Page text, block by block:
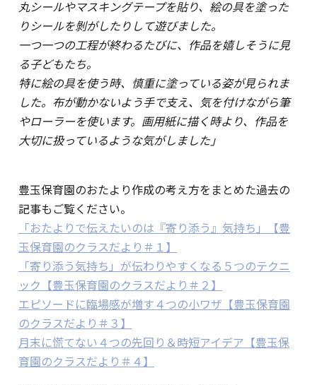
丸シールやマスキングテープを貼り、絵の具を塗った
りシールを剝がしたりして遊びました。
一つ一つの工程が終わるたびに、作品を嬉しそうに見
る子どもたち。
特に絵の具を使う時、慎重に塗っている姿が見られま
した。布が動かないよう手で支え、気を付けながら筆
やローラーを使います。画用紙に描く時より、作品を
大切に扱っているような気がしました」
豊玉保育園のおたより作成の考え方をまとめた過去の
記事もご覧ください。
「おたよりで伝えたいのは『寄り添う』気持ち」【豊
玉保育園のクラスだより＃１】
「寄り添う気持ち」が伝わりやすくなる５つのテクニ
ック【豊玉保育園のクラスだより＃２】
エピソードに臨場感が増す４つの小ワザ【豊玉保育園
のクラスだより＃３】
月末に慌てない４つの先回り＆時短アイデア【豊玉保
育園のクラスだより＃４】